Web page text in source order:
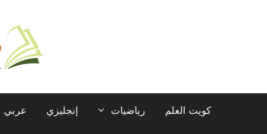
كويت العلم رياضيات إنجليزي عربي